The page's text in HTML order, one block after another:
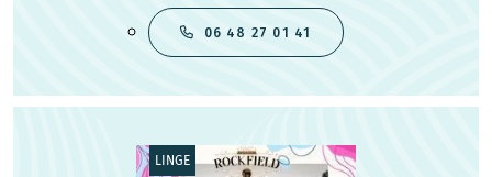
06 48 27 01 41
LINGE